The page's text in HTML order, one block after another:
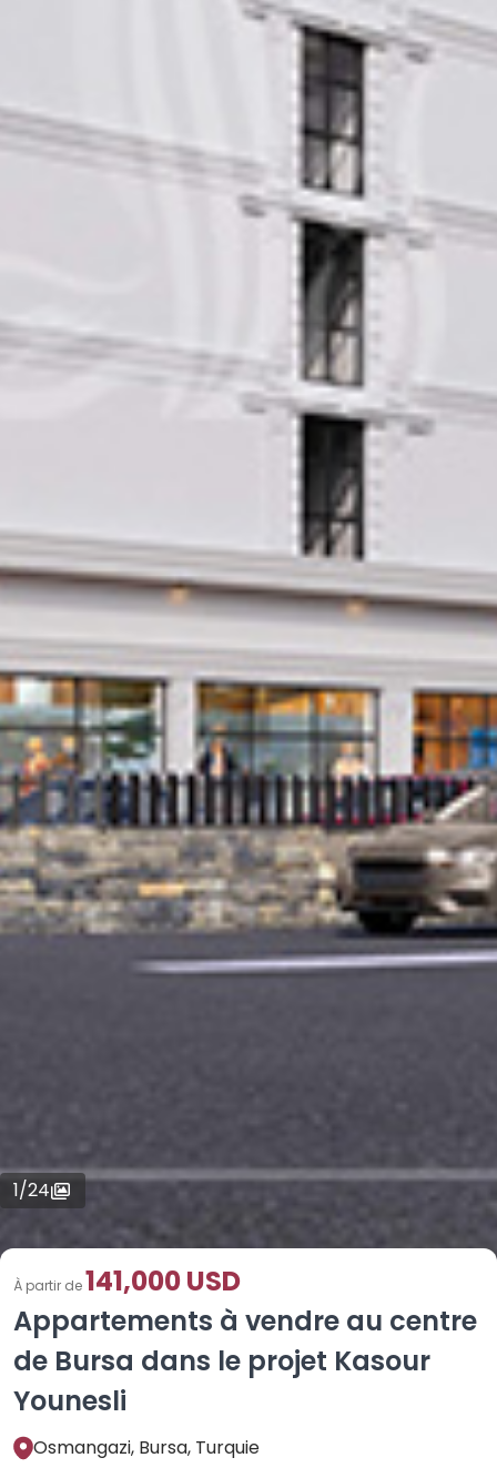
1/24
Appartements à vendre au centre
de Bursa dans le projet Kasour
Younesli
À partir de141,000 USD
Osmangazi, Bursa, Turquie